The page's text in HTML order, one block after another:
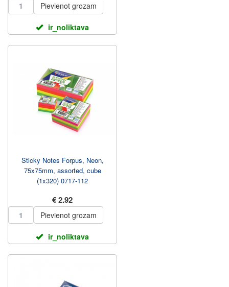
Pievienot grozam
ir_noliktava
Sticky Notes Forpus, Neon,
75x75mm, assorted, cube
(1x320) 0717-112
€ 2.92
Pievienot grozam
ir_noliktava